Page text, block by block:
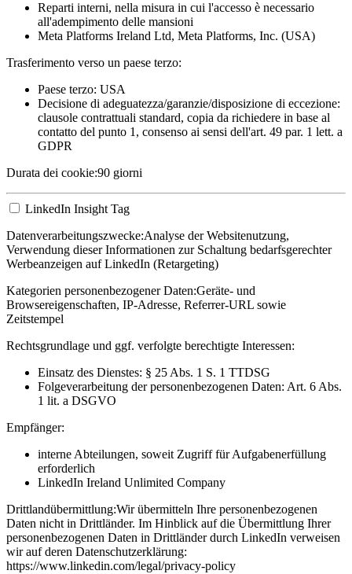
Reparti interni, nella misura in cui l'accesso è necessario
all'adempimento delle mansioni
Meta Platforms Ireland Ltd, Meta Platforms, Inc. (USA)
Trasferimento verso un paese terzo:
Paese terzo: USA
Decisione di adeguatezza/garanzie/disposizione di eccezione:
clausole contrattuali standard, copia da richiedere in base al
contatto del punto 1, consenso ai sensi dell'art. 49 par. 1 lett. a
GDPR
Durata dei cookie:90 giorni
LinkedIn Insight Tag
Datenverarbeitungszwecke:Analyse der Websitenutzung,
Verwendung dieser Informationen zur Schaltung bedarfsgerechter
Werbeanzeigen auf LinkedIn (Retargeting)
Kategorien personenbezogener Daten:Geräte- und
Browsereigenschaften, IP-Adresse, Referrer-URL sowie
Zeitstempel
Rechtsgrundlage und ggf. verfolgte berechtigte Interessen:
Einsatz des Dienstes: § 25 Abs. 1 S. 1 TTDSG
Folgeverarbeitung der personenbezogenen Daten: Art. 6 Abs.
1 lit. a DSGVO
Empfänger:
interne Abteilungen, soweit Zugriff für Aufgabenerfüllung
erforderlich
LinkedIn Ireland Unlimited Company
Drittlandübermittlung:Wir übermitteln Ihre personenbezogenen
Daten nicht in Drittländer. Im Hinblick auf die Übermittlung Ihrer
personenbezogenen Daten in Drittländer durch LinkedIn verweisen
wir auf deren Datenschutzerklärung:
https://www.linkedin.com/legal/privacy-policy